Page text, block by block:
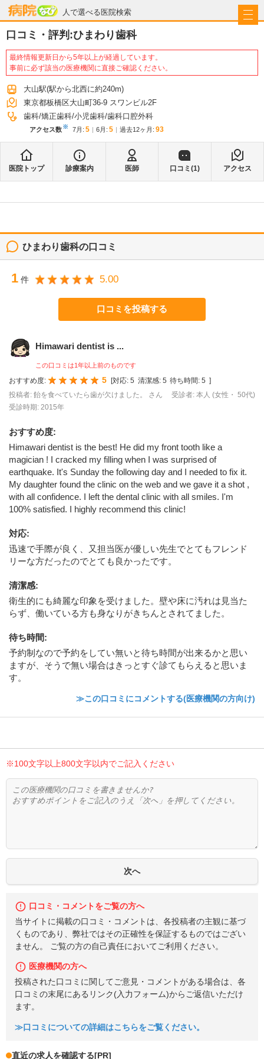
人で選べる医院検索
病院なび
口コミ・評判:ひまわり歯科
最終情報更新日から5年以上が経過しています。
事前に必ず該当の医療機関に直接ご確認ください。
大山駅(駅から北西に約240m)
東京都板橋区大山町36-9 スワンビル2F
歯科 矯正歯科 小児歯科 歯科口腔外科
アクセス数※ 7月 : 5 6月 : 5 過去12ヶ月: 93
医院トップ 診療案内 医師 口コミ(1) アクセス
ひまわり歯科の口コミ
1 件 5.00
口コミを投稿する
Himawari dentist is ...
この口コミは1年以上前のものです
おすすめ度: 5 [対応: 5 清潔感: 5 待ち時間: 5 ]
投稿者: 飴を食べていたら歯が欠けました。 さん
受診者: 本人 (女性・ 50代)
受診時期: 2015年
おすすめ度:
Himawari dentist is the best! He did my front tooth like a
magician ! I cracked my filling when I was surprised of
earthquake. It's Sunday the following day and I needed to fix it.
My daughter found the clinic on the web and we gave it a shot ,
with all confidence. I left the dental clinic with all smiles. I'm
100% satisfied. I highly recommend this clinic!
対応:
迅速で手際が良く、又担当医が優しい先生でとてもフレンド
リーな方だったのでとても良かったです。
清潔感:
衛生的にも綺麗な印象を受けました。壁や床に汚れは見当た
らず、働いている方も身なりがきちんとされてました。
待ち時間:
予約制なので予約をしてい無いと待ち時間が出来るかと思い
ますが、そうで無い場合はきっとすぐ診てもらえると思いま
す。
≫この口コミにコメントする(医療機関の方向け)
※100文字以上800文字以内でご記入ください
口コミ・コメントをご覧の方へ
当サイトに掲載の口コミ・コメントは、各投稿者の主観に基づ
くものであり、弊社ではその正確性を保証するものではござい
ません。 ご覧の方の自己責任においてご利用ください。
医療機関の方へ
投稿された口コミに関してご意見・コメントがある場合は、各
口コミの末尾にあるリンク(入力フォーム)からご返信いただけ
ます。
≫口コミについての詳細はこちらをご覧ください。
直近の求人を確認する[PR]